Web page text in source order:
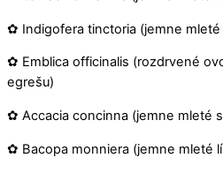
✿ Indigofera tinctoria (jemne mleté
✿ Emblica officinalis (rozdrvené
egrešu)
✿ Accacia concinna (jemne mleté
✿ Bacopa monniera (jemne mleté